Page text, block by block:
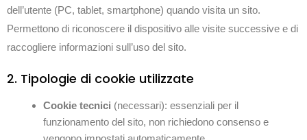
dell’utente (PC, tablet, smartphone) quando visita un sito.
Permettono di riconoscere il dispositivo alle visite successive e di
raccogliere informazioni sull’uso del sito.
2. Tipologie di cookie utilizzate
Cookie tecnici (necessari): essenziali per il
funzionamento del sito, non richiedono consenso e